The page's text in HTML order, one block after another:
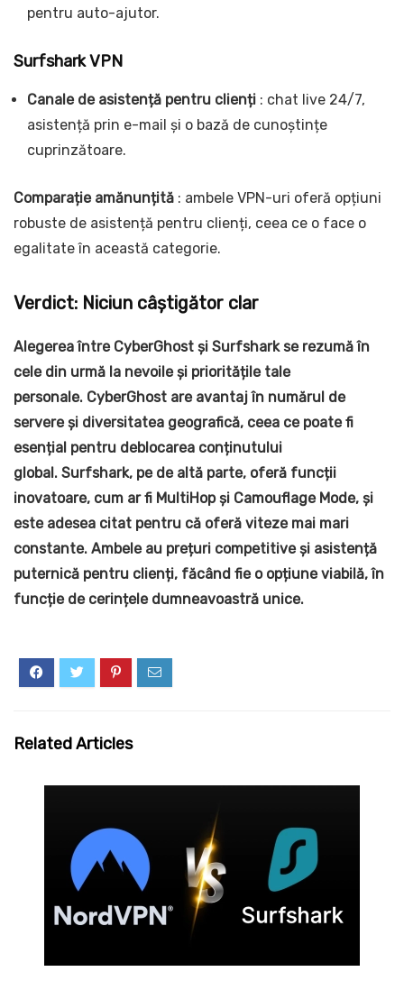
pentru auto-ajutor.
Surfshark VPN
Canale de asistență pentru clienți : chat live 24/7,
asistență prin e-mail și o bază de cunoștințe
cuprinzătoare.
Comparație amănunțită : ambele VPN-uri oferă opțiuni
robuste de asistență pentru clienți, ceea ce o face o
egalitate în această categorie.
Verdict: Niciun câștigător clar
Alegerea între CyberGhost și Surfshark se rezumă în
cele din urmă la nevoile și prioritățile tale
personale. CyberGhost are avantaj în numărul de
servere și diversitatea geografică, ceea ce poate fi
esențial pentru deblocarea conținutului
global. Surfshark, pe de altă parte, oferă funcții
inovatoare, cum ar fi MultiHop și Camouflage Mode, și
este adesea citat pentru că oferă viteze mai mari
constante. Ambele au prețuri competitive și asistență
puternică pentru clienți, făcând fie o opțiune viabilă, în
funcție de cerințele dumneavoastră unice.
Related Articles